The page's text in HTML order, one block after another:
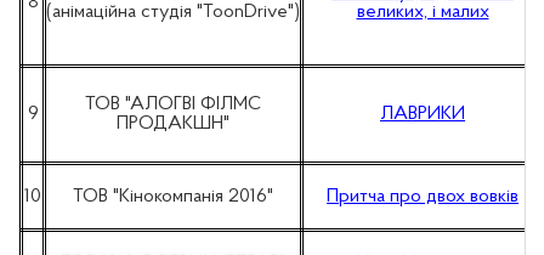
(анімаційна студія "ToonDrive")
великих, і малих
9
ТОВ "АЛОГВІ ФІЛМС
ПРОДАКШН"
ЛАВРИКИ
10 ТОВ "Кінокомпанія 2016" Притча про двох вовків